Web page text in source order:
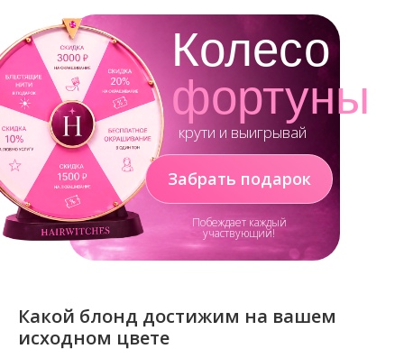
Побеждает каждый
участвующий!
крути и выигрывай
Колесо
фортуны
Забрать подарок
Какой блонд достижим на вашем
исходном цвете